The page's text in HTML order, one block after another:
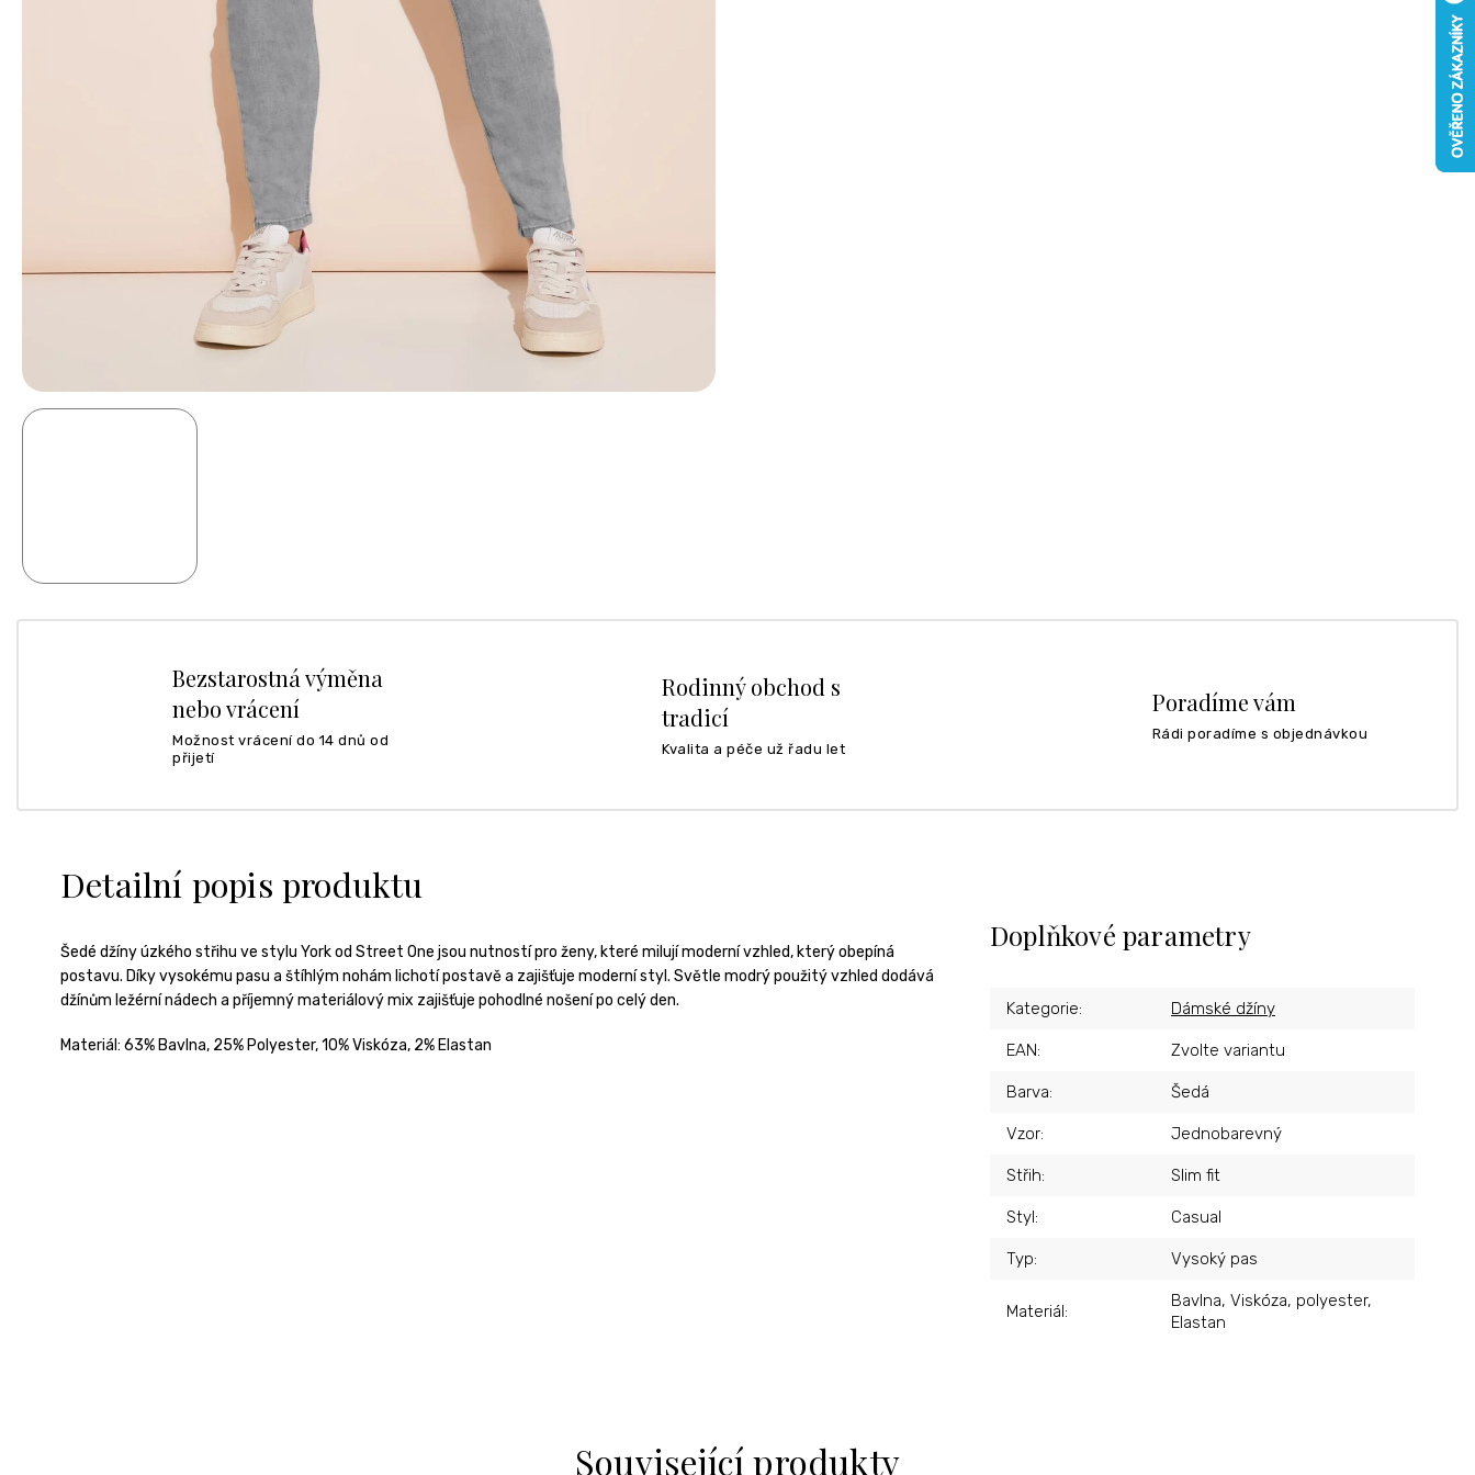
Bezstarostná výměna
nebo vrácení
Možnost vrácení do 14 dnů od
přijetí
Rodinný obchod s
tradicí
Kvalita a péče už řadu let
Poradíme vám
Rádi poradíme s objednávkou
Související produkty
Detailní popis produktu
Šedé džíny úzkého střihu ve stylu York od Street One jsou nutností pro ženy, které milují moderní vzhled, který obepíná
postavu. Díky vysokému pasu a štíhlým nohám lichotí postavě a zajišťuje moderní styl. Světle modrý použitý vzhled dodává
džínům ležérní nádech a příjemný materiálový mix zajišťuje pohodlné nošení po celý den.
Materiál: 63% Bavlna, 25% Polyester, 10% Viskóza, 2% Elastan
Doplňkové parametry
Kategorie: Dámské džíny
EAN: Zvolte variantu
Barva: Šedá
Vzor: Jednobarevný
Střih: Slim fit
Styl: Casual
Typ: Vysoký pas
Materiál:
Bavlna, Viskóza, polyester,
Elastan